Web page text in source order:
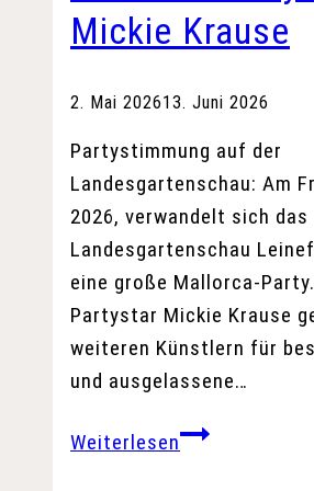
Mickie Krause
2. Mai 202613. Juni 2026
Partystimmung auf der
Landesgartenschau: Am
2026, verwandelt sich das
Landesgartenschau
eine große Mallorca-
Partystar Mickie Krause
weiteren Künstlern für
und ausgelassene…
WeiterlesenShuttle-